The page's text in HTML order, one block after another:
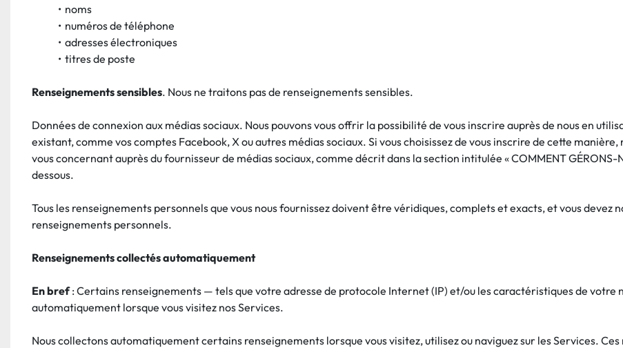
noms
numéros de téléphone
adresses électroniques
titres de poste
Renseignements sensibles. Nous ne traitons pas de renseignements sensibles.
Données de connexion aux médias sociaux. Nous pouvons vous offrir la possibilité de vous inscrire auprès de nous en
existant, comme vos comptes Facebook, X ou autres médias sociaux. Si vous choisissez de vous inscrire de cette
vous concernant auprès du fournisseur de médias sociaux, comme décrit dans la section intitulée « COMMENT GÉRONS-
dessous.
Tous les renseignements personnels que vous nous fournissez doivent être véridiques, complets et exacts, et vous
renseignements personnels.
Renseignements collectés automatiquement
En bref : Certains renseignements — tels que votre adresse de protocole Internet (IP) et/ou les caractéristiques de
automatiquement lorsque vous visitez nos Services.
Nous collectons automatiquement certains renseignements lorsque vous visitez, utilisez ou naviguez sur les Services.